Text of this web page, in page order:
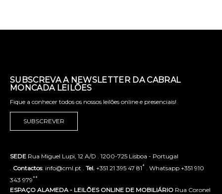
SUBSCREVA A NEWSLETTER DA CABRAL
MONCADA LEILÕES
Fique a conhecer todos os nossos leilões online e presenciais!
SUBSCREVER
SEDE Rua Miguel Lupi, 12 A/D . 1200-725 Lisboa - Portugal
Contactos: info@cml.pt . Tel. +351 21 395 47 81* . Whatsapp +351 910
343 979**
ESPAÇO ALAMEDA - LEILÕES ONLINE DE MOBILIÁRIO Rua Coronel